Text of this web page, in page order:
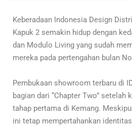
Keberadaan Indonesia Design
Kapuk 2 semakin hidup dengan
dan Modulo Living yang sudah
mereka pada pertengahan bulan
Pembukaan showroom terbaru di
bagian dari “Chapter Two” setelah
tahap pertama di Kemang.
ini tetap mempertahankan